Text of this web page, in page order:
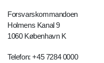
Forsvarskommandoen
Holmens Kanal 9
1060 København K
Telefon: +45 7284 0000